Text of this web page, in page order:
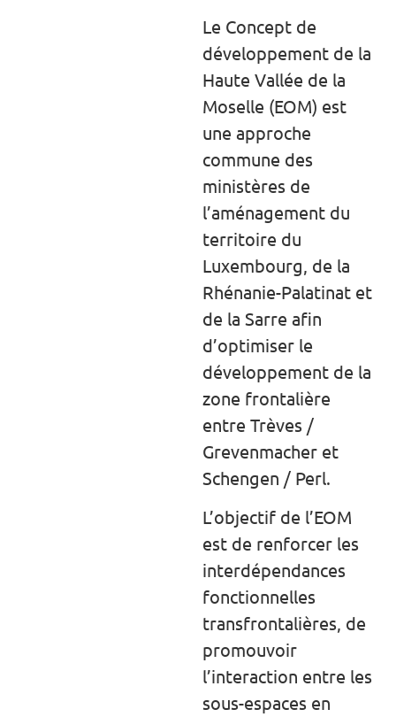
Le Concept de
développement de la
Haute Vallée de la
Moselle (EOM) est
une approche
commune des
ministères de
l’aménagement du
territoire du
Luxembourg, de la
Rhénanie-Palatinat et
de la Sarre afin
d’optimiser le
développement de la
zone frontalière
entre Trèves /
Grevenmacher et
Schengen / Perl.
L’objectif de l’EOM
est de renforcer les
interdépendances
fonctionnelles
transfrontalières, de
promouvoir
l’interaction entre les
sous-espaces en